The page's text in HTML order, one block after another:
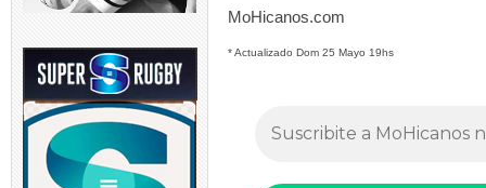
MoHicanos.com
* Actualizado Dom 25 Mayo 19hs